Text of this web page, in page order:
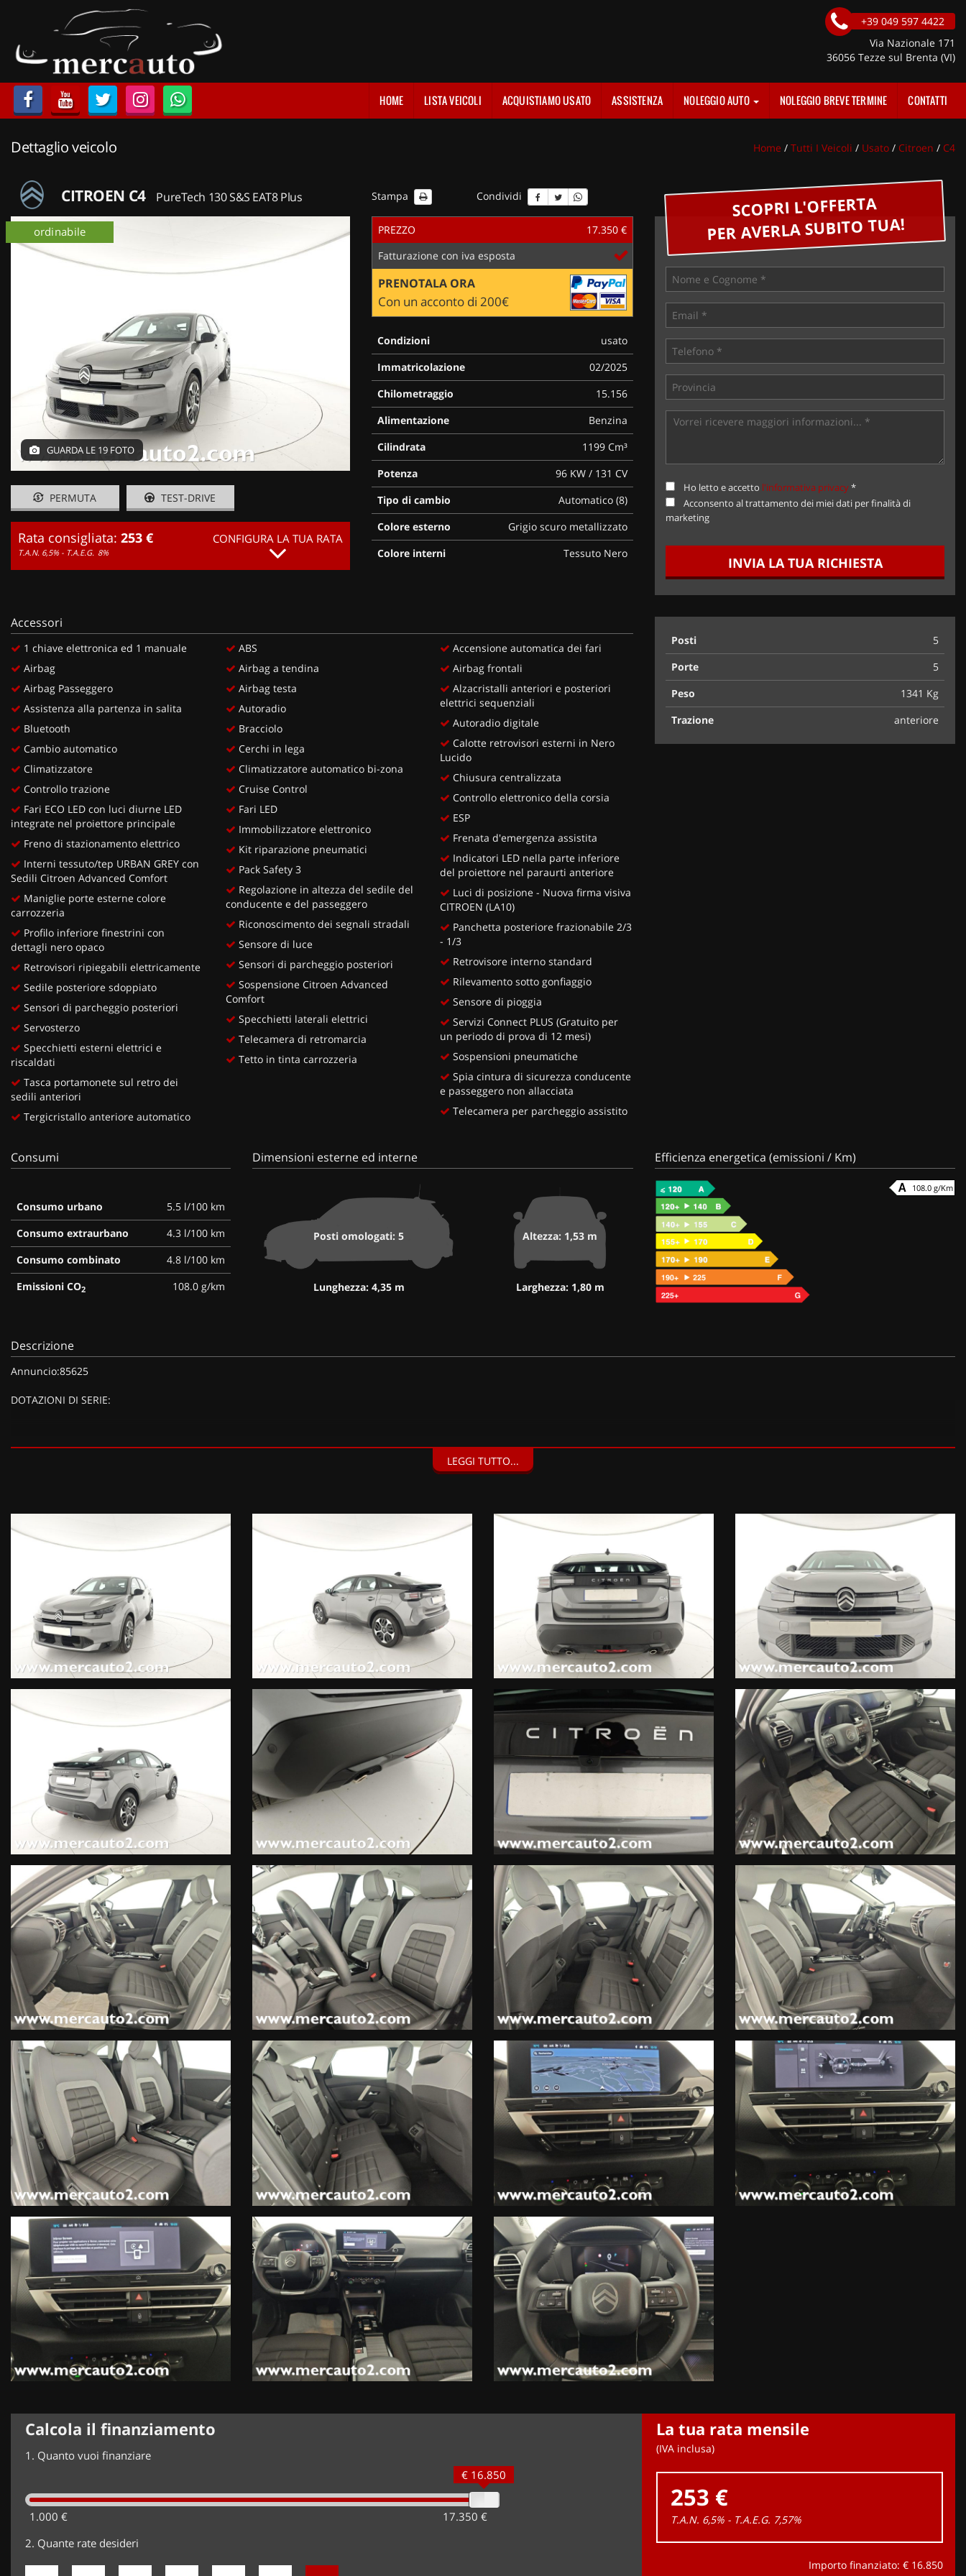
LISTA VEICOLI
ACQUISTIAMO USATO
ASSISTENZA
NOLEGGIO AUTO
NOLEGGIO LUNGO TERMINE
NOLEGGIO BREVE TERMINE
+39 049 597 4422
Via Nazionale 171
36056 Tezze sul Brenta (VI)
HOME LISTA VEICOLI ACQUISTIAMO USATO ASSISTENZA NOLEGGIO AUTO NOLEGGIO BREVE TERMINE CONTATTI
Dettaglio veicolo Home / Tutti I Veicoli / Usato / Citroen / C4
CITROEN C4 PureTech 130 S&S EAT8 Plus Stampa Condividi
ordinabile
GUARDA LE 19 FOTO
PERMUTA TEST-DRIVE
Rata consigliata: 253 €
T.A.N. 6,5% - T.A.E.G. 8%
CONFIGURA LA TUA RATA
PREZZO
17.350 €
Fatturazione con iva esposta
PRENOTALA ORA
Con un acconto di 200€
Condizioni
usato
Immatricolazione
02/2025
Chilometraggio
15.156
Alimentazione
Benzina
Cilindrata
1199 Cm³
Potenza
96 KW / 131 CV
Tipo di cambio
Automatico (8)
Colore esterno
Grigio scuro metallizzato
Colore interni
Tessuto Nero
SCOPRI L'OFFERTA
PER AVERLA SUBITO TUA!
Ho letto e accetto l'informativa privacy*
Acconsento al trattamento dei miei dati per finalità di
marketing
INVIA LA TUA RICHIESTA
Accessori
1 chiave elettronica ed 1 manuale
Airbag
Airbag Passeggero
Assistenza alla partenza in salita
Bluetooth
Cambio automatico
Climatizzatore
Controllo trazione
Fari ECO LED con luci diurne LED
integrate nel proiettore principale
Freno di stazionamento elettrico
Interni tessuto/tep URBAN GREY con
Sedili Citroen Advanced Comfort
Maniglie porte esterne colore
carrozzeria
Profilo inferiore finestrini con
dettagli nero opaco
Retrovisori ripiegabili elettricamente
Sedile posteriore sdoppiato
Sensori di parcheggio posteriori
Servosterzo
Specchietti esterni elettrici e
riscaldati
Tasca portamonete sul retro dei
sedili anteriori
Tergicristallo anteriore automatico
ABS
Airbag a tendina
Airbag testa
Autoradio
Bracciolo
Cerchi in lega
Climatizzatore automatico bi-zona
Cruise Control
Fari LED
Immobilizzatore elettronico
Kit riparazione pneumatici
Pack Safety 3
Regolazione in altezza del sedile del
conducente e del passeggero
Riconoscimento dei segnali stradali
Sensore di luce
Sensori di parcheggio posteriori
Sospensione Citroen Advanced
Comfort
Specchietti laterali elettrici
Telecamera di retromarcia
Tetto in tinta carrozzeria
Accensione automatica dei fari
Airbag frontali
Alzacristalli anteriori e posteriori
elettrici sequenziali
Autoradio digitale
Calotte retrovisori esterni in Nero
Lucido
Chiusura centralizzata
Controllo elettronico della corsia
ESP
Frenata d'emergenza assistita
Indicatori LED nella parte inferiore
del proiettore nel paraurti anteriore
Luci di posizione - Nuova firma visiva
CITROEN (LA10)
Panchetta posteriore frazionabile 2/3
- 1/3
Retrovisore interno standard
Rilevamento sotto gonfiaggio
Sensore di pioggia
Servizi Connect PLUS (Gratuito per
un periodo di prova di 12 mesi)
Sospensioni pneumatiche
Spia cintura di sicurezza conducente
e passeggero non allacciata
Telecamera per parcheggio assistito
Posti
5
Porte
5
Peso
1341 Kg
Trazione
anteriore
Consumi
Consumo urbano
5.5 l/100 km
Consumo extraurbano
4.3 l/100 km
Consumo combinato
4.8 l/100 km
Emissioni CO2 108.0 g/km
Dimensioni esterne ed interne
Posti omologati: 5
Lunghezza: 4,35 m
Altezza: 1,53 m
Larghezza: 1,80 m
Efficienza energetica (emissioni / Km)
108.0 g/Km
Descrizione
Annuncio:85625
DOTAZIONI DI SERIE:
Vivavoce Bluetooth®, Sistema audio digitale DAB MP3 con 6 speakers, Touchscreen HD da 10'' con navigazione, Mirror Screen senza fili (Apple CarPlay & Android Auto), Connected Nav Pack (650
LEGGI TUTTO...
Calcola il finanziamento
1. Quanto vuoi finanziare
1.000 € 17.350 €
€ 16.850
2. Quante rate desideri
La tua rata mensile
(IVA inclusa)
253 €
T.A.N. 6,5% - T.A.E.G. 7,57%
Importo finanziato: € 16.850